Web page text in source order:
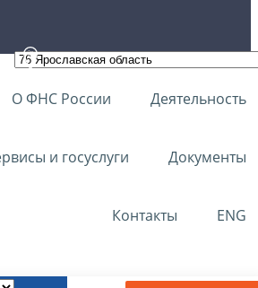
О ФНС России Деятельность
и госуслуги Документы
Контакты ENG